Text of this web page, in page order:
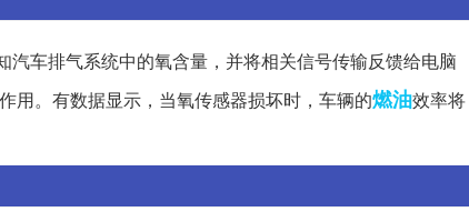
车排气系统中的氧含量，并将相关信号传输反馈给电脑
用。有数据显示，当氧传感器损坏时，车辆的燃油效率将